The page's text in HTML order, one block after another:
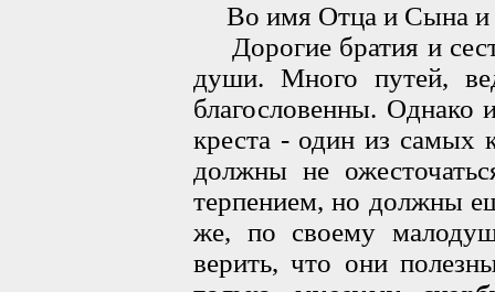
Во имя Отца и Сына и
Дорогие братия и
души. Много путей,
благословенны. Однако
креста - один из самых
должны не
терпением, но должны
же, по своему
верить, что они